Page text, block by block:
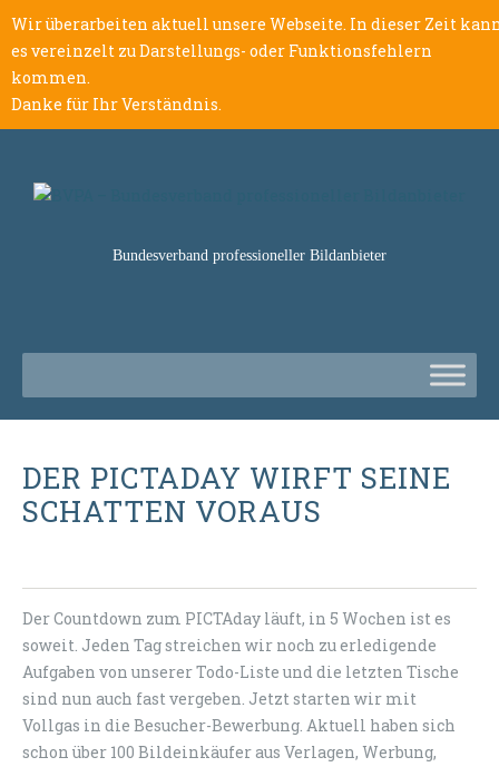
Wir überarbeiten aktuell unsere Webseite. In dieser Zeit
es vereinzelt zu Darstellungs- oder Funktionsfehlern
kommen.
Danke für Ihr Verständnis.
Bundesverband professioneller Bildanbieter
DER PICTADAY WIRFT SEINE
SCHATTEN VORAUS
Der Countdown zum PICTAday läuft, in 5 Wochen ist es
soweit. Jeden Tag streichen wir noch zu erledigende
Aufgaben von unserer Todo-Liste und die letzten Tische
sind nun auch fast vergeben. Jetzt starten wir mit
Vollgas in die Besucher-Bewerbung. Aktuell haben sich
schon über 100 Bildeinkäufer aus Verlagen, Werbung,